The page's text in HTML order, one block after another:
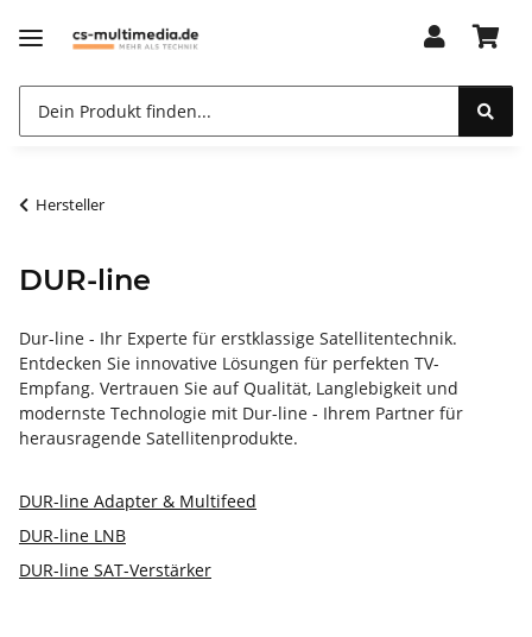
Hersteller
DUR-line
Dur-line - Ihr Experte für erstklassige Satellitentechnik.
Entdecken Sie innovative Lösungen für perfekten TV-
Empfang. Vertrauen Sie auf Qualität, Langlebigkeit und
modernste Technologie mit Dur-line - Ihrem Partner für
herausragende Satellitenprodukte.
DUR-line Adapter & Multifeed
DUR-line LNB
DUR-line SAT-Verstärker